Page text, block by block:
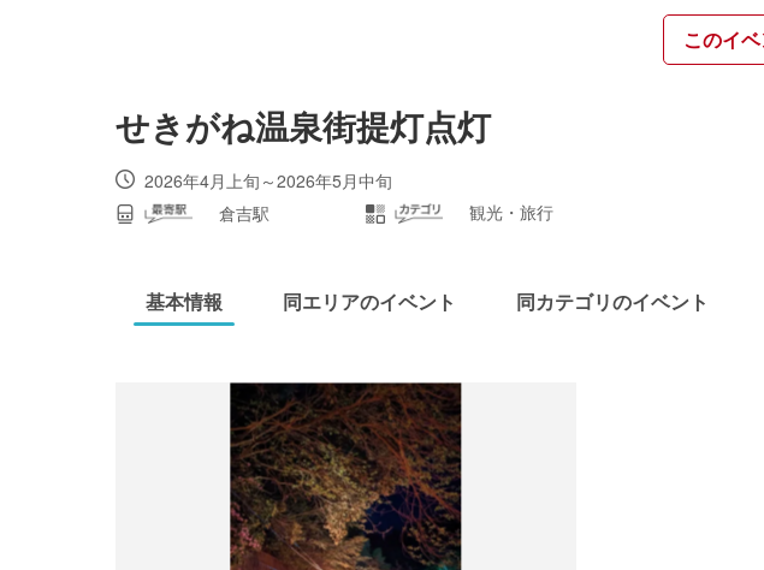
このイ
せきがね温泉街提灯点灯
2026年4月上旬～2026年5月中旬
倉吉駅
観光・旅行
基本情報 同エリアのイベント 同カテゴリのイベント